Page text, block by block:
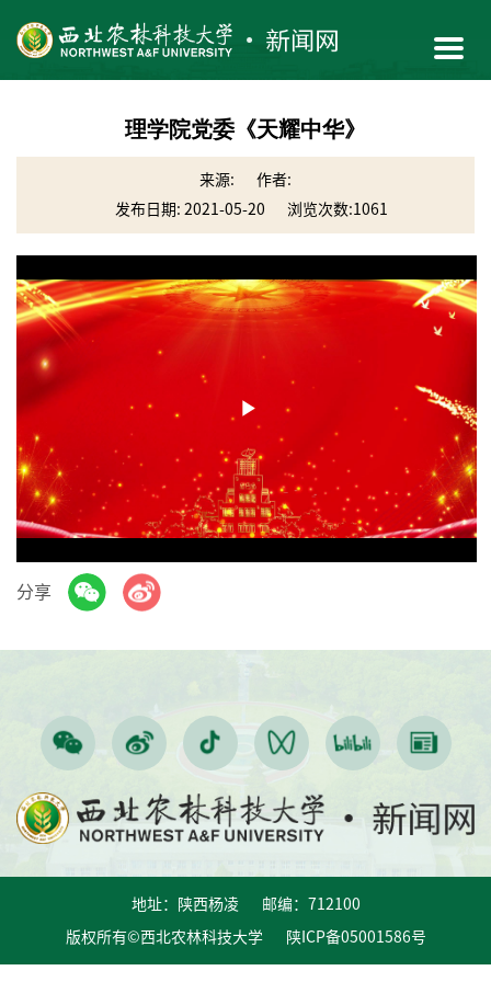
理学院党委《天耀中华》
来源:
作者:
发布日期: 2021-05-20
浏览次数:1061
Play
Video
分享
地址：陕西杨凌 邮编：712100
版权所有©西北农林科技大学 陕ICP备05001586号